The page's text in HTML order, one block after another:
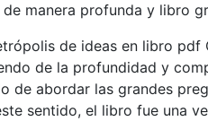
manera profunda y libro
de ideas en libro pdf
de la profundidad y
de abordar las grandes
sentido, el libro fue una